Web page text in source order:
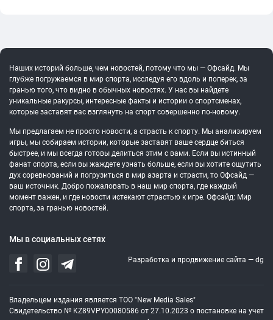
Наших историй больше, чем новостей, потому что мы — Офсайд. Мы
глубже погружаемся в мир спорта, исследуя его вдоль и поперек, за
гранью того, что видно в обычных новостях. У нас вы найдете
уникальные ракурсы, интересные факты и истории о спортсменах,
которые заставят вас взглянуть на спорт совершенно по-новому.
Мы предлагаем не просто новости, а страсть к спорту. Мы анализируем
игры, мы собираем истории, которые заставят ваше сердце биться
быстрее, и мы всегда готовы делиться этим с вами. Если вы истинный
фанат спорта, если вы жаждете узнать больше, если вы хотите ощутить
дух соревнований и погрузиться в мир азарта и страсти, то Офсайд —
ваш источник. Добро пожаловать в наш мир спорта, где каждый
момент важен, и где новости истекают страстью к игре. Офсайд: Мир
спорта, за гранью новостей.
Мы в социальных сетях
Разработка и продвижение сайта — dg
Владельцем издания является ТОО "New Media Sales"
Свидетельство № KZ89VPY00080586 от 27.10.2023 о постановке на учет